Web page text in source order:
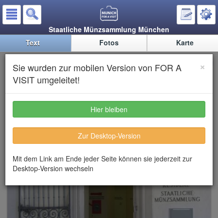
×
Sie wurden zur mobilen Version von FOR A
VISIT umgeleitet!
Hier bleiben
Zur Desktop-Version
Mit dem Link am Ende jeder Seite können sie jederzeit zur
Desktop-Version wechseln
Staatliche Münzsammlung München
Text
Fotos Karte
Staatliche Münzsammlung
München